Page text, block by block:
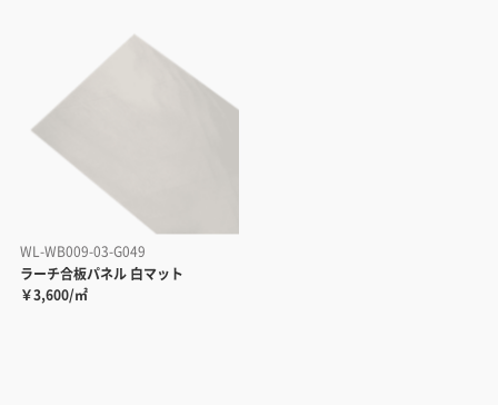
WL-WB009-03-G049
ラーチ合板パネル 白マット
￥3,600/㎡